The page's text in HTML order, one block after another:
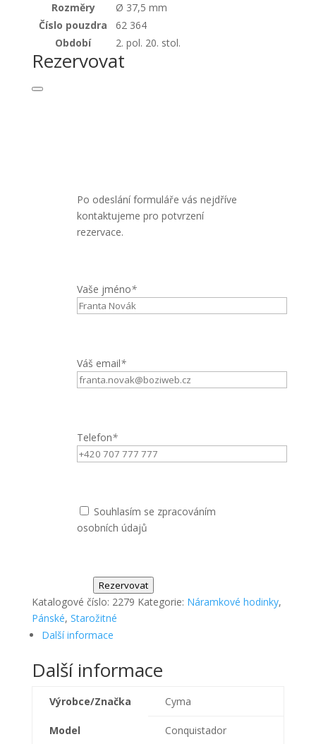
Rozměry
Ø 37,5 mm
Číslo pouzdra
62 364
Období
2. pol. 20. stol.
Rezervovat
Po odeslání formuláře vás nejdříve
kontaktujeme pro potvrzení
rezervace.
Vaše jméno*
Váš email*
Telefon*
Souhlasím se zpracováním
osobních údajů
Rezervovat
Katalogové číslo: 2279 Kategorie: Náramkové hodinky,
Pánské, Starožitné
Další informace
Další informace
Výrobce/Značka Cyma
Model Conquistador